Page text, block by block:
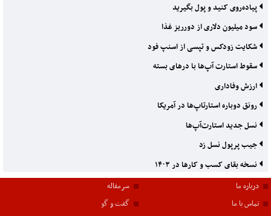
پیاده‌‌‌روی کنید و پول بگیرید
سود میلیون دلاری از دورریز غذا
شکایت زودکس و تپسی از اسنپ فود
سقوط استارت آپ‌ها با درهای بسته
ارزش وفاداری
رونق دوباره استارتا‌پ‌ها در آمریکا
نسل جدید استارت‌آپ‌ها
جیب پرپول نسل زد
نسخه بقای کسب و کارها در ۱۴۰۳
درباره ما
تماس با ما
سرمقاله
گفت و گو